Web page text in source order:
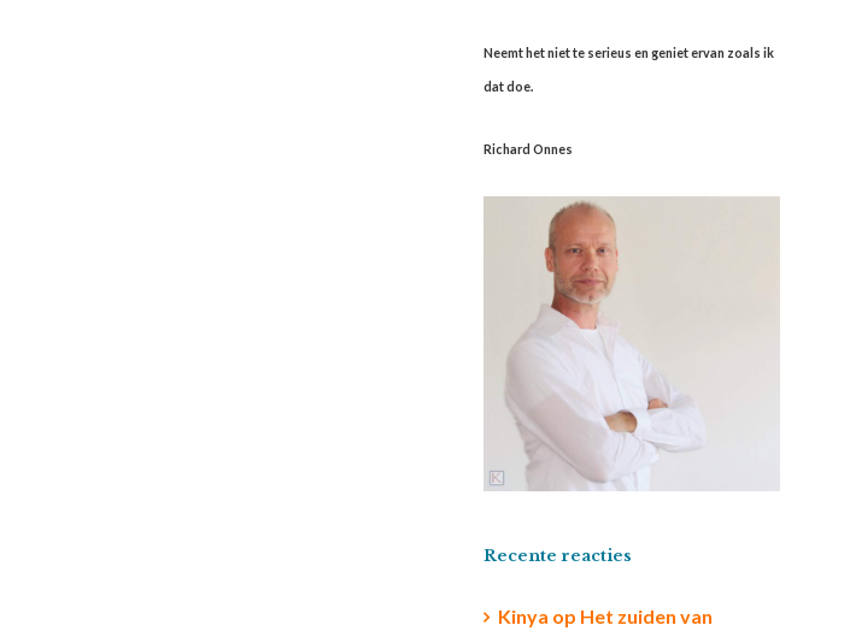
Neemt het niet te serieus en geniet ervan zoals ik
dat doe.
Richard Onnes
Recente reacties
Kinya op Het zuiden van